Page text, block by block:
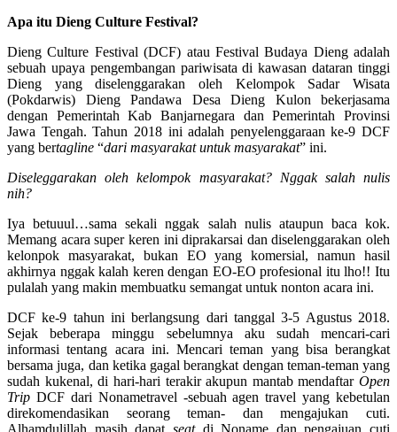
Apa itu Dieng Culture Festival?
Dieng Culture Festival (DCF) atau Festival Budaya Dieng adalah
sebuah upaya pengembangan pariwisata di kawasan dataran tinggi
Dieng yang diselenggarakan oleh Kelompok Sadar Wisata
(Pokdarwis) Dieng Pandawa Desa Dieng Kulon bekerjasama
dengan Pemerintah Kab Banjarnegara dan Pemerintah Provinsi
Jawa Tengah. Tahun 2018 ini adalah penyelenggaraan ke-9 DCF
yang bertagline “dari masyarakat untuk masyarakat” ini.
Diseleggarakan oleh kelompok masyarakat? Nggak salah nulis
nih?
Iya betuuul…sama sekali nggak salah nulis ataupun baca kok.
Memang acara super keren ini diprakarsai dan diselenggarakan oleh
kelonpok masyarakat, bukan EO yang komersial, namun hasil
akhirnya nggak kalah keren dengan EO-EO profesional itu lho!! Itu
pulalah yang makin membuatku semangat untuk nonton acara ini.
DCF ke-9 tahun ini berlangsung dari tanggal 3-5 Agustus 2018.
Sejak beberapa minggu sebelumnya aku sudah mencari-cari
informasi tentang acara ini. Mencari teman yang bisa berangkat
bersama juga, dan ketika gagal berangkat dengan teman-teman yang
sudah kukenal, di hari-hari terakir akupun mantab mendaftar Open
Trip DCF dari Nonametravel -sebuah agen travel yang kebetulan
direkomendasikan seorang teman- dan mengajukan cuti.
Alhamdulillah masih dapat seatdi Noname dan pengajuan cuti